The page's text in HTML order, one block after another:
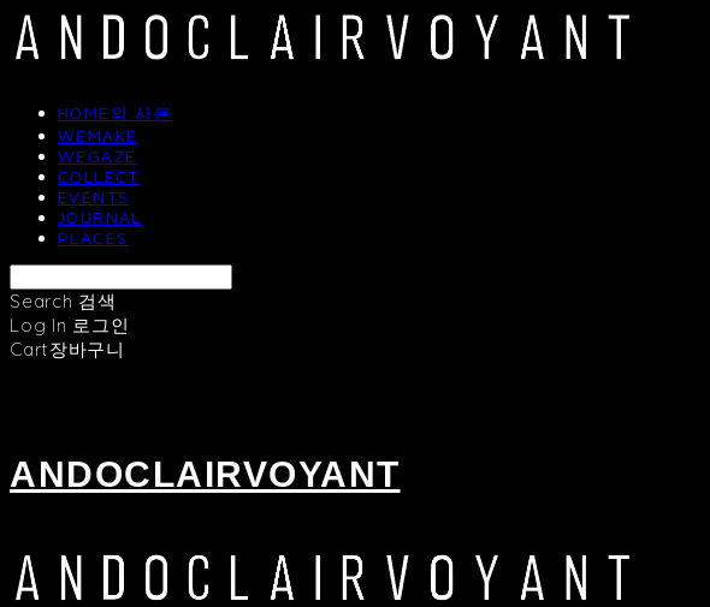
HOME의 사본
WEMAKE
WEGAZE
COLLECT
EVENTS
JOURNAL
PLACES
Search 검색
Log In 로그인
Cart장바구니
ANDOCLAIRVOYANT